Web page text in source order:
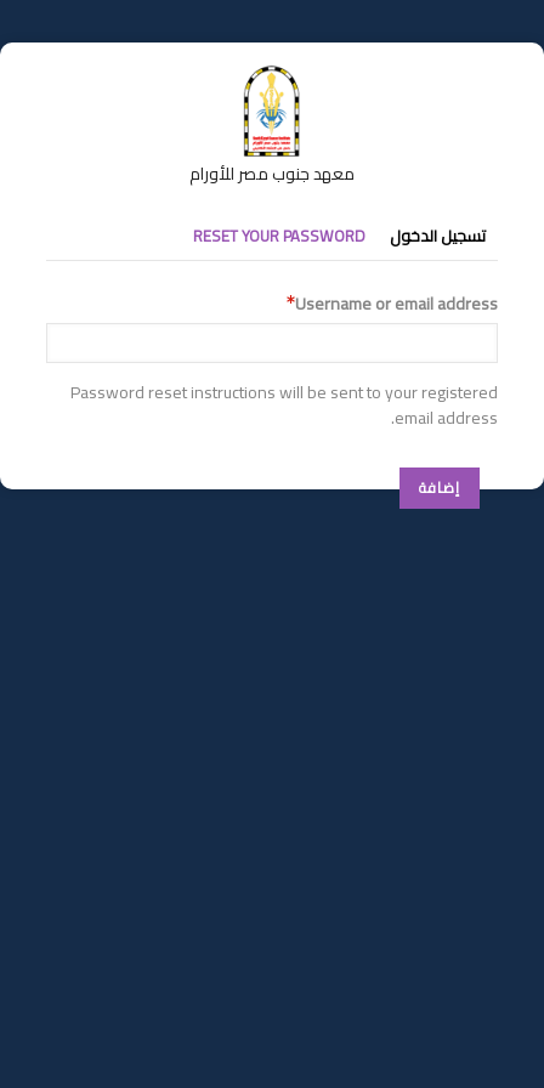
إلى
المحتوى
معهد جنوب مصر للأورام
التبويبات
الأساسية
تسجيل الدخول RESET YOUR PASSWORD
Username or email address
Password reset instructions will be sent to your registered
email address.